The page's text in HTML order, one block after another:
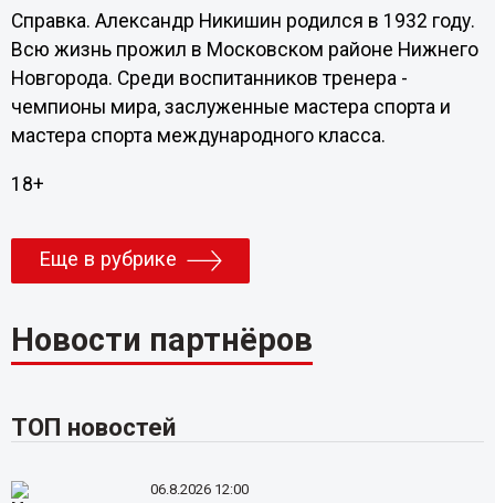
Справка. Александр Никишин родился в 1932 году.
Всю жизнь прожил в Московском районе Нижнего
Новгорода. Среди воспитанников тренера -
чемпионы мира, заслуженные мастера спорта и
мастера спорта международного класса.
18+
Еще в рубрике
Новости партнёров
ТОП новостей
06.8.2026 12:00